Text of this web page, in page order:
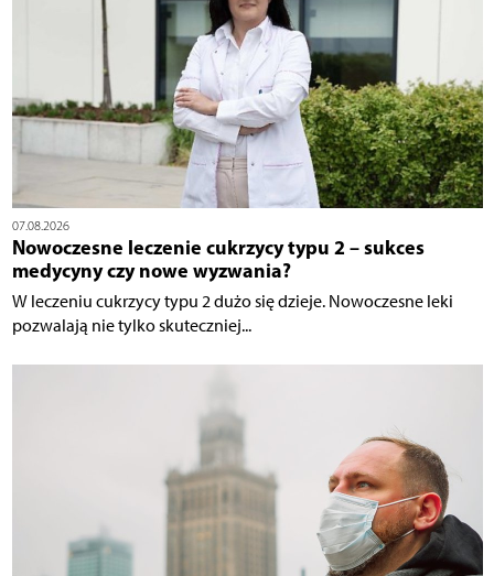
07.08.2026
Nowoczesne leczenie cukrzycy typu 2 – sukces
medycyny czy nowe wyzwania?
W leczeniu cukrzycy typu 2 dużo się dzieje. Nowoczesne leki
pozwalają nie tylko skuteczniej...